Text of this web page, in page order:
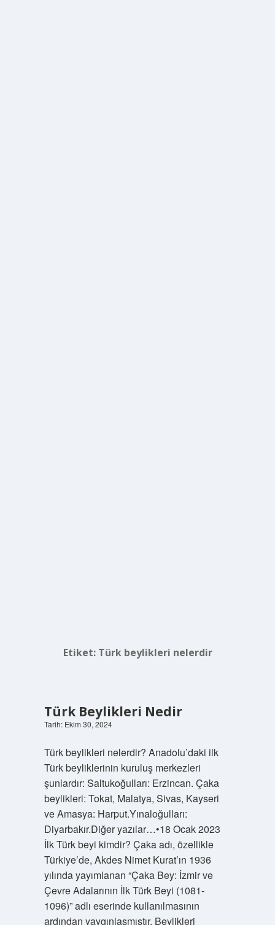
Etiket: Türk beylikleri nelerdir
Türk Beylikleri Nedir
Tarih: Ekim 30, 2024
Türk beylikleri nelerdir? Anadolu’daki ilk
Türk beyliklerinin kuruluş merkezleri
şunlardır: Saltukoğulları: Erzincan. Çaka
beylikleri: Tokat, Malatya, Sivas, Kayseri
ve Amasya: Harput.Yınaloğulları:
Diyarbakır.Diğer yazılar…•18 Ocak 2023
İlk Türk beyi kimdir? Çaka adı, özellikle
Türkiye’de, Akdes Nimet Kurat’ın 1936
yılında yayımlanan “Çaka Bey: İzmir ve
Çevre Adalarının İlk Türk Beyi (1081-
1096)” adlı eserinde kullanılmasının
ardından yaygınlaşmıştır. Beylikleri